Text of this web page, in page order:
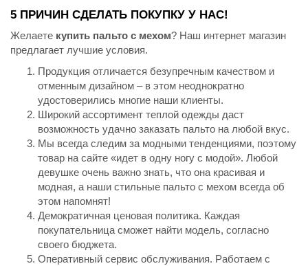
5 ПРИЧИН СДЕЛАТЬ ПОКУПКУ У НАС!
Желаете купить пальто с мехом? Наш интернет магазин
предлагает лучшие условия.
Продукция отличается безупречным качеством и
отменным дизайном – в этом неоднократно
удостоверились многие наши клиенты.
Широкий ассортимент теплой одежды даст
возможность удачно заказать пальто на любой вкус.
Мы всегда следим за модными тенденциями, поэтому
товар на сайте «идет в одну ногу с модой». Любой
девушке очень важно знать, что она красивая и
модная, а наши стильные пальто с мехом всегда об
этом напомнят!
Демократичная ценовая политика. Каждая
покупательница сможет найти модель, согласно
своего бюджета.
Оперативный сервис обслуживания. Работаем с